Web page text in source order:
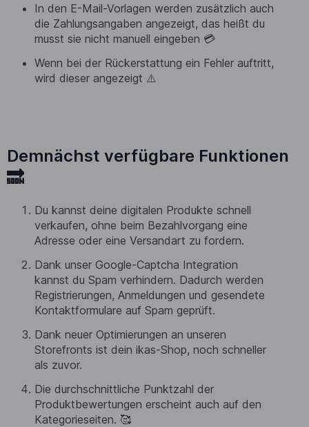
In den E-Mail-Vorlagen werden zusätzlich auch
die Zahlungsangaben angezeigt, das heißt du
musst sie nicht manuell eingeben 💳
Wenn bei der Rückerstattung ein Fehler auftritt,
wird dieser angezeigt ⚠️
Demnächst verfügbare Funktionen
🔜
Du kannst deine digitalen Produkte schnell
verkaufen, ohne beim Bezahlvorgang eine
Adresse oder eine Versandart zu fordern.
Dank unser Google-Captcha Integration
kannst du Spam verhindern. Dadurch werden
Registrierungen, Anmeldungen und gesendete
Kontaktformulare auf Spam geprüft.
Dank neuer Optimierungen an unseren
Storefronts ist dein ikas-Shop, noch schneller
als zuvor.
Die durchschnittliche Punktzahl der
Produktbewertungen erscheint auch auf den
Kategorieseiten. 🥰